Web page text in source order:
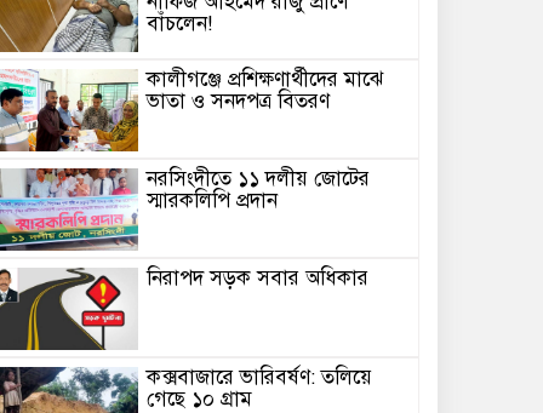
বাঁচলেন!
কালীগঞ্জে প্রশিক্ষণার্থীদের মাঝে
ভাতা ও সনদপত্র বিতরণ
নরসিংদীতে ১১ দলীয় জোটের
স্মারকলিপি প্রদান
নিরাপদ সড়ক সবার অধিকার
কক্সবাজারে ভারিবর্ষণ: তলিয়ে
গেছে ১০ গ্রাম